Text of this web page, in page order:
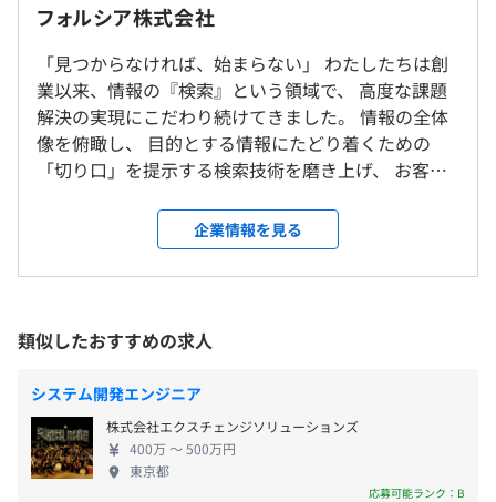
素材」×「交通素材」×「着地素材」を組み合わせた商品
や単品商品の動的な商品造成・販売をスピーディーに
SaaS型サービスとして実現します。
https://webconnect.forcia.com/
・社内勉強会の開催
・社外イベントの開催 shinjuku.rs（RustのLT会）など
・資格取得支援制度（合格を条件に受験料・テキスト代な
・社内独自の教育資料あり
・メンター制度
＜雇入時＞
東京本社、および自宅
＜変更範囲＞
会社の定める事業所（リモートワーク含む）
受動喫煙防止措置に関する事項
従業員に対する受動喫煙対策：あり
・JR「新宿駅」ミライナタワー改札、甲州街道改札、新
南改札直結
・東京メトロ「新宿三丁目駅」E10出口、徒歩1分
9：00〜18：00
います
平均残業時間：平均15‐30時間/月
◾︎完全週休2日制（土・日）
◾︎夏季休暇（3日）
◾︎サバティカル休暇（最長20営業日の休暇を取得できる制
度※勤続3年以上）
◾︎ハッピーデイオフ制度：偶数月に有給を必ず取得する制
度（有給休暇促進施策として2014年に導入
フォルシア株式会社
「見つからなければ、始まらない」 わたしたちは創
業以来、情報の『検索』という領域で、 高度な課題
解決の実現にこだわり続けてきました。 情報の全体
像を俯瞰し、 目的とする情報にたどり着くための
「切り口」を提示する検索技術を磨き上げ、 お客様
に考え、 幾多の壁を乗り越えてきました。 その経験
を積み重ねることで、私たちが育んできた価値観。
それは「価値は技術そのものに存在しているのでは
み出されるものである」ということです。 エンジニ
アに求められる「売る力」、営業に求められる「創
る力」、 そして組織に求められる「具現化する
力」。 その三つの力が合わさって初めてビジネスと
して価値が生み出されるのです。 リーダーシップを
取り、イニシアティブを握る。ビジネスを紡ぎ、最適
企業情報を見る
類似したおすすめの求人
システム開発エンジニア
株式会社エクスチェンジソリューションズ
400万 〜 500万円
東京都
応募可能ランク：B